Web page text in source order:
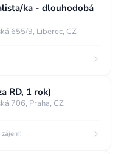
ka - dlouhodobá
655/9, Liberec, CZ
RD, 1 rok)
706, Praha, CZ
zkrácený úvazek
Stáž / Trainee